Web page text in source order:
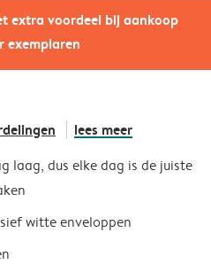
extra voordeel bij aankoop
exemplaren
lees meer
laag, dus elke dag is de juiste
witte enveloppen